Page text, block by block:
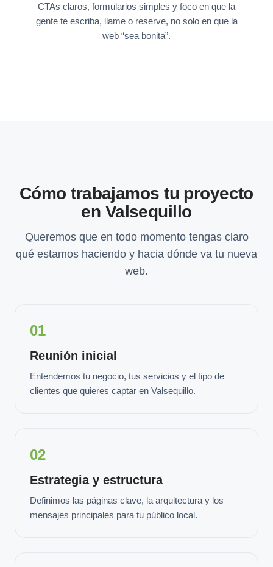
CTAs claros, formularios simples y foco en que la
gente te escriba, llame o reserve, no solo en que la
web “sea bonita”.
Cómo trabajamos tu proyecto
en Valsequillo
Queremos que en todo momento tengas claro
qué estamos haciendo y hacia dónde va tu nueva
web.
01
Reunión inicial
Entendemos tu negocio, tus servicios y el tipo de
clientes que quieres captar en Valsequillo.
02
Estrategia y estructura
Definimos las páginas clave, la arquitectura y los
mensajes principales para tu público local.